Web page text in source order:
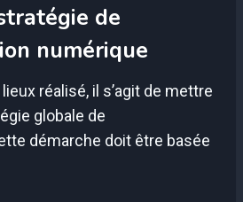
de
numérique
réalisé, il s’agit de mettre
globale de
démarche doit être basée